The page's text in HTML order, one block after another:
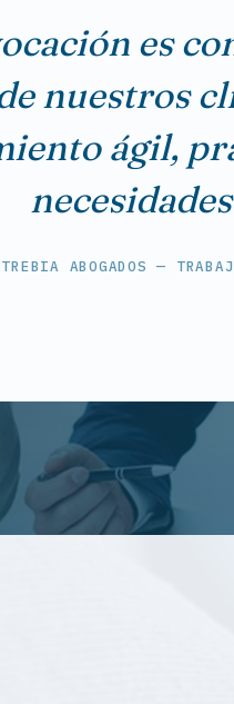
es
nuestros
ágil,
TREBIA ABOGADOS —